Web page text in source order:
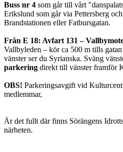
Buss nr 4 som går till vårt
Erikslund som går via Pettersberg
Brandstationen eller Fatbursgatan.
Från E 18: Avfart 131 –
Vallbyleden – kör ca 500 m tills
vänster ser du Syrianska. Sväng
parkering direkt till vänster framför
OBS! Parkeringsavgift vid
medlemmar,
Är det fullt där finns Sörängens
närheten.